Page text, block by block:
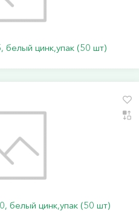
белый цинк,упак (50 шт)
белый цинк,упак (50 шт)